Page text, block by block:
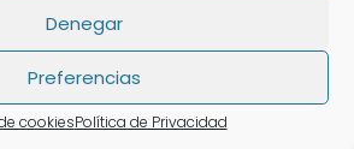
Denegar
Preferencias
cookiesPolítica de Privacidad